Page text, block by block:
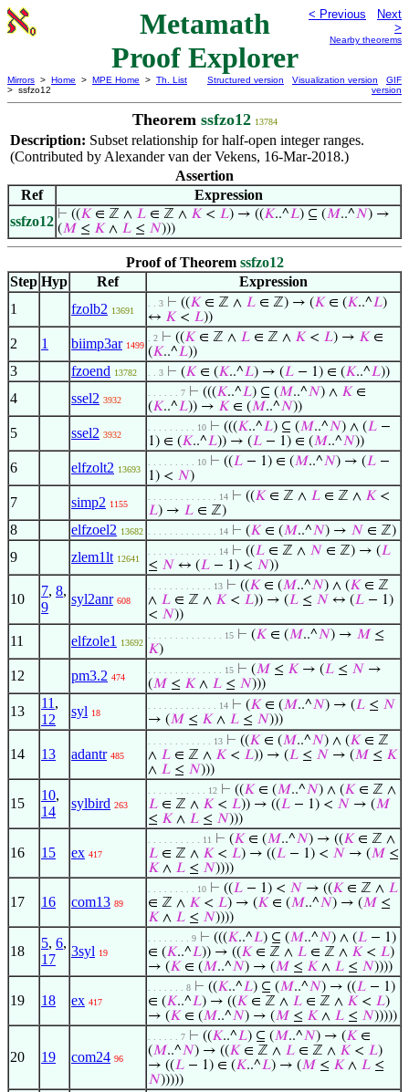
Metamath
Proof Explorer
< Previous
Next
>
Nearby theorems
Mirrors > Home > MPE Home > Th. List
> ssfzo12
Structured version Visualization version
GIF
version
Theorem ssfzo12 13784
Description: Subset relationship for half-open integer ranges.
(Contributed by Alexander van der Vekens, 16-Mar-2018.)
Assertion
Ref
Expression
ssfzo12 ⊢ ((𝐾 ∈ ℤ ∧ 𝐿 ∈ ℤ ∧ 𝐾 < 𝐿) → ((𝐾..^𝐿) ⊆ (𝑀..^𝑁) →
(𝑀 ≤ 𝐾 ∧ 𝐿 ≤ 𝑁)))
Proof of Theorem ssfzo12
Step Hyp Ref
Expression
1
fzolb2 13691
. . 3 ⊢ ((𝐾 ∈ ℤ ∧ 𝐿 ∈ ℤ) → (𝐾 ∈ (𝐾..^𝐿)
↔ 𝐾 < 𝐿))
2 1 biimp3ar 1499
. 2 ⊢ ((𝐾 ∈ ℤ ∧ 𝐿 ∈ ℤ ∧ 𝐾 < 𝐿) → 𝐾 ∈
(𝐾..^𝐿))
3 fzoend 13782 . . 3 ⊢ (𝐾 ∈ (𝐾..^𝐿) → (𝐿 − 1) ∈ (𝐾..^𝐿))
4 ssel2 3932
. . . . . . 7 ⊢ (((𝐾..^𝐿) ⊆ (𝑀..^𝑁) ∧ 𝐾 ∈
(𝐾..^𝐿)) → 𝐾 ∈ (𝑀..^𝑁))
5 ssel2 3932
. . . . . . . . . 10 ⊢ (((𝐾..^𝐿) ⊆ (𝑀..^𝑁) ∧ (𝐿 −
1) ∈ (𝐾..^𝐿)) → (𝐿 − 1) ∈ (𝑀..^𝑁))
6 elfzolt2 13693
. . . . . . . . . 10 ⊢ ((𝐿 − 1) ∈ (𝑀..^𝑁) → (𝐿 −
1) < 𝑁)
7 simp2 1155
. . . . . . . . . . . . . 14 ⊢ ((𝐾 ∈ ℤ ∧ 𝐿 ∈ ℤ ∧ 𝐾 <
𝐿) → 𝐿 ∈ ℤ)
8 elfzoel2 13682 . . . . . . . . . . . . . 14 ⊢ (𝐾 ∈ (𝑀..^𝑁) → 𝑁 ∈ ℤ)
9 zlem1lt 12641
. . . . . . . . . . . . . 14 ⊢ ((𝐿 ∈ ℤ ∧ 𝑁 ∈ ℤ) → (𝐿
≤ 𝑁 ↔ (𝐿 − 1) < 𝑁))
10
7, 8,
9
syl2anr 608
. . . . . . . . . . . . 13 ⊢ ((𝐾 ∈ (𝑀..^𝑁) ∧ (𝐾 ∈ ℤ
∧ 𝐿 ∈ ℤ ∧ 𝐾 < 𝐿)) → (𝐿 ≤ 𝑁 ↔ (𝐿 − 1)
< 𝑁))
11 elfzole1 13692
. . . . . . . . . . . . . . 15 ⊢ (𝐾 ∈ (𝑀..^𝑁) → 𝑀 ≤
𝐾)
12 pm3.2 474
. . . . . . . . . . . . . . 15 ⊢ (𝑀 ≤ 𝐾 → (𝐿 ≤ 𝑁 →
(𝑀 ≤ 𝐾 ∧ 𝐿 ≤ 𝑁)))
13
11 ,
12
syl 18
. . . . . . . . . . . . . 14 ⊢ (𝐾 ∈ (𝑀..^𝑁) → (𝐿 ≤ 𝑁
→ (𝑀 ≤ 𝐾 ∧ 𝐿 ≤ 𝑁)))
14 13 adantr 485
. . . . . . . . . . . . 13 ⊢ ((𝐾 ∈ (𝑀..^𝑁) ∧ (𝐾 ∈ ℤ
∧ 𝐿 ∈ ℤ ∧ 𝐾 < 𝐿)) → (𝐿 ≤ 𝑁 → (𝑀 ≤ 𝐾
∧ 𝐿 ≤ 𝑁)))
15
10,
14
sylbird 263
. . . . . . . . . . . 12 ⊢ ((𝐾 ∈ (𝑀..^𝑁) ∧ (𝐾 ∈ ℤ ∧
𝐿 ∈ ℤ ∧ 𝐾 < 𝐿)) → ((𝐿 − 1) < 𝑁 → (𝑀
≤ 𝐾 ∧ 𝐿 ≤ 𝑁)))
16 15 ex 417
. . . . . . . . . . 11 ⊢ (𝐾 ∈ (𝑀..^𝑁) → ((𝐾 ∈ ℤ ∧
𝐿 ∈ ℤ ∧ 𝐾 < 𝐿) → ((𝐿 − 1) < 𝑁 → (𝑀 ≤
𝐾 ∧ 𝐿 ≤ 𝑁))))
17 16 com13 89
. . . . . . . . . 10 ⊢ ((𝐿 − 1) < 𝑁 → ((𝐾 ∈ ℤ ∧ 𝐿
∈ ℤ ∧ 𝐾 < 𝐿) → (𝐾 ∈ (𝑀..^𝑁) → (𝑀 ≤
𝐾 ∧ 𝐿 ≤ 𝑁))))
18
5, 6,
17
3syl 19
. . . . . . . . 9 ⊢ (((𝐾..^𝐿) ⊆ (𝑀..^𝑁) ∧ (𝐿 − 1)
∈ (𝐾..^𝐿)) → ((𝐾 ∈ ℤ ∧ 𝐿 ∈ ℤ ∧ 𝐾 < 𝐿)
→ (𝐾 ∈ (𝑀..^𝑁) → (𝑀 ≤ 𝐾 ∧ 𝐿 ≤ 𝑁))))
19 18 ex 417
. . . . . . . 8 ⊢ ((𝐾..^𝐿) ⊆ (𝑀..^𝑁) → ((𝐿 − 1)
∈ (𝐾..^𝐿) → ((𝐾 ∈ ℤ ∧ 𝐿 ∈ ℤ ∧ 𝐾 < 𝐿)
→ (𝐾 ∈ (𝑀..^𝑁) → (𝑀 ≤ 𝐾 ∧ 𝐿 ≤ 𝑁)))))
20 19 com24 96
. . . . . . 7 ⊢ ((𝐾..^𝐿) ⊆ (𝑀..^𝑁) → (𝐾 ∈
(𝑀..^𝑁) → ((𝐾 ∈ ℤ ∧ 𝐿 ∈ ℤ ∧ 𝐾 < 𝐿)
→ ((𝐿 − 1) ∈ (𝐾..^𝐿) → (𝑀 ≤ 𝐾 ∧ 𝐿 ≤
𝑁)))))